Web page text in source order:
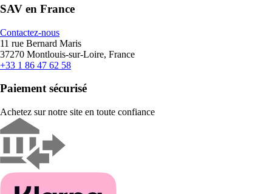
SAV en France
Contactez-nous
11 rue Bernard Maris
37270 Montlouis-sur-Loire, France
+33 1 86 47 62 58
Paiement sécurisé
Achetez sur notre site en toute confiance